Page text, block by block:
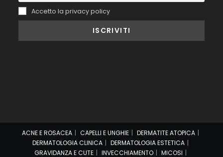
Accetto la privacy policy
ACNE E ROSACEA CAPELLI E UNGHIE
DERMATITE ATOPICA
DERMATOLOGIA CLINICA
DERMATOLOGIA ESTETICA
GRAVIDANZA E CUTE
INVECCHIAMENTO MICOSI